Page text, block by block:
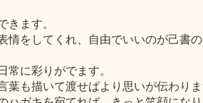
きます。
をしてくれ、自由でいいのが己書の
に彩りがでます。
も描いて渡せばより思いが伝わりま